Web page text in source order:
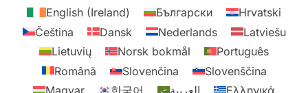
Someone in URRAWEEN,
Queensland, Australia , purchased a
English (Ireland)
Български
Hrvatski
Čeština
Dansk Nederlands
Latviešu
Lietuvių
Norsk bokmål
Português
Română
Slovenčina
Slovenščina